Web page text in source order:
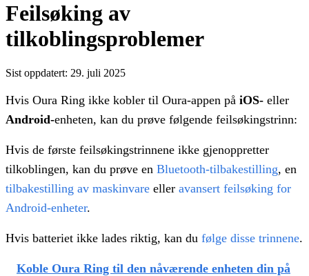
Feilsøking av
tilkoblingsproblemer
Sist oppdatert: 29. juli 2025
Hvis Oura Ring ikke kobler til Oura-appen på iOS- eller
Android-enheten, kan du prøve følgende feilsøkingstrinn:
Hvis de første feilsøkingstrinnene ikke gjenoppretter
tilkoblingen, kan du prøve en Bluetooth-tilbakestilling, en
tilbakestilling av maskinvare eller avansert feilsøking for
Android-enheter.
Hvis batteriet ikke lades riktig, kan du følge disse trinnene.
Koble Oura Ring til den nåværende enheten din på